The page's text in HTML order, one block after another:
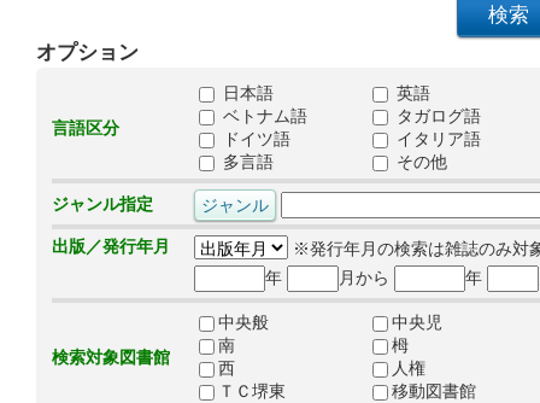
オプション
言語区分
日本語
英語
ベトナム語
タガログ語
ドイツ語
イタリア語
多言語
その他
ジャンル指定
出版／発行年月
※発行年月の検索は雑誌のみ対
年
月から 年
検索対象図書館
中央般
中央児
南
栂
西
人権
ＴＣ堺東
移動図書館